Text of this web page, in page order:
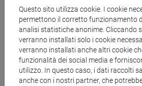
Referente per collaboratori:
Luca Rigobianco,
Questo sito utilizza cookie. I cookie
permettono il corretto funzionamento
analisi statistiche anonime. Cliccando
verranno installati solo i cookie
verranno installati anche altri cookie
funzionalità dei social media e
utilizzo. In questo caso, i dati raccolti
anche con i nostri partner, che